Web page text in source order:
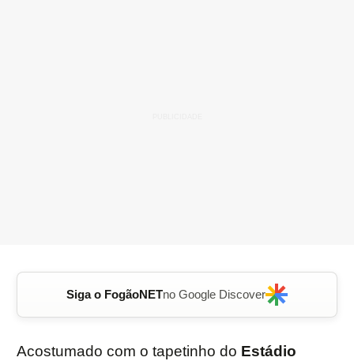
Siga o FogãoNETno Google Discover
Acostumado com o tapetinho do Estádio